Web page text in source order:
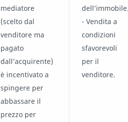
mediatore
(scelto dal
venditore ma
pagato
dall’acquirente)
è incentivato a
spingere per
abbassare il
prezzo per
- Vendita a
condizioni
sfavorevoli
per il
venditore.